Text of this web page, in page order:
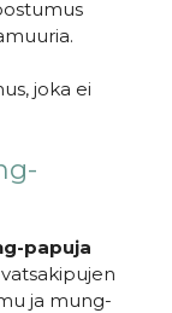
joka ei
papuja
ja mung-